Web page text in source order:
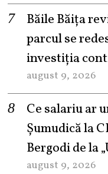
Băile Băița
parcul se
investiția
august 9, 2026
Ce salariu ar
Șumudică la
Bergodi de la
august 9, 2026